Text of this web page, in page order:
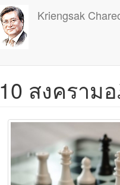
Kriengsak
10 สงคราม